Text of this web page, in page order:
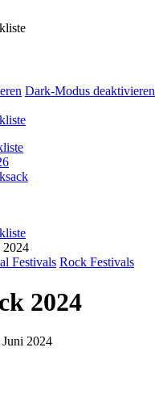
Dark-Modus deaktivieren
Festivals Rock Festivals
2024
2024